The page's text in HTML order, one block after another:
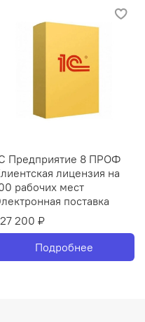
Предприятие 8 ПРОФ
лицензия на
рабочих мест
поставка
200 ₽
Подробнее